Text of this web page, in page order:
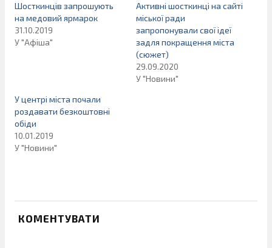
Шосткинців запрошують
на медовий ярмарок
31.10.2019
У "Афіша"
Активні шосткинці на сайті
міської ради
запропонували свої ідеї
задля покращення міста
(сюжет)
29.09.2020
У "Новини"
У центрі міста почали
роздавати безкоштовні
обіди
10.01.2019
У "Новини"
КОМЕНТУВАТИ